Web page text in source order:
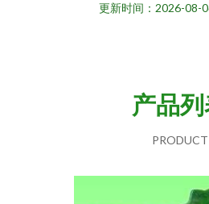
更新时间：2026-08-
产品
PRODUCT